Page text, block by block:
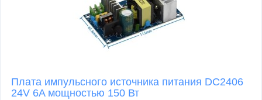
Плата импульсного источника питания DC2406
24V 6A мощностью 150 Вт